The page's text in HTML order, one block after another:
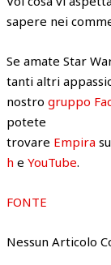
sapere nei
Se amate Star
tanti altri
nostrogruppo
potete
trovare Empira su
h eYouTube.
FONTE
Nessun Articolo